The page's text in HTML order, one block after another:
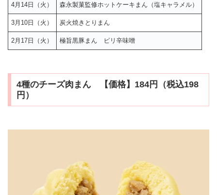
4月14日（火） 森永製菓監修ホットケーキまん（塩キャラメル）
3月10日（火） 炭火焼きとりまん
2月17日（火） 極旨黒豚まん ピリ辛味噌
4種のチーズ肉まん 【価格】184円（税込198
円）